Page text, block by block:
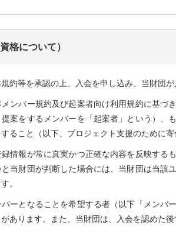
格について）
規約等を承認の上、入会を申し込み、当財団
メンバー規約及び起案者向け利用規約に基
提案をするメンバーを「起案者」という）
ること（以下、プロジェクト支援のために
録情報が常に真実かつ正確な内容を反映す
当財団が判断した場合には、当財団は当該
。
ーとなることを希望する者（以下「メンバ
あります。また、当財団は、入会を認めた